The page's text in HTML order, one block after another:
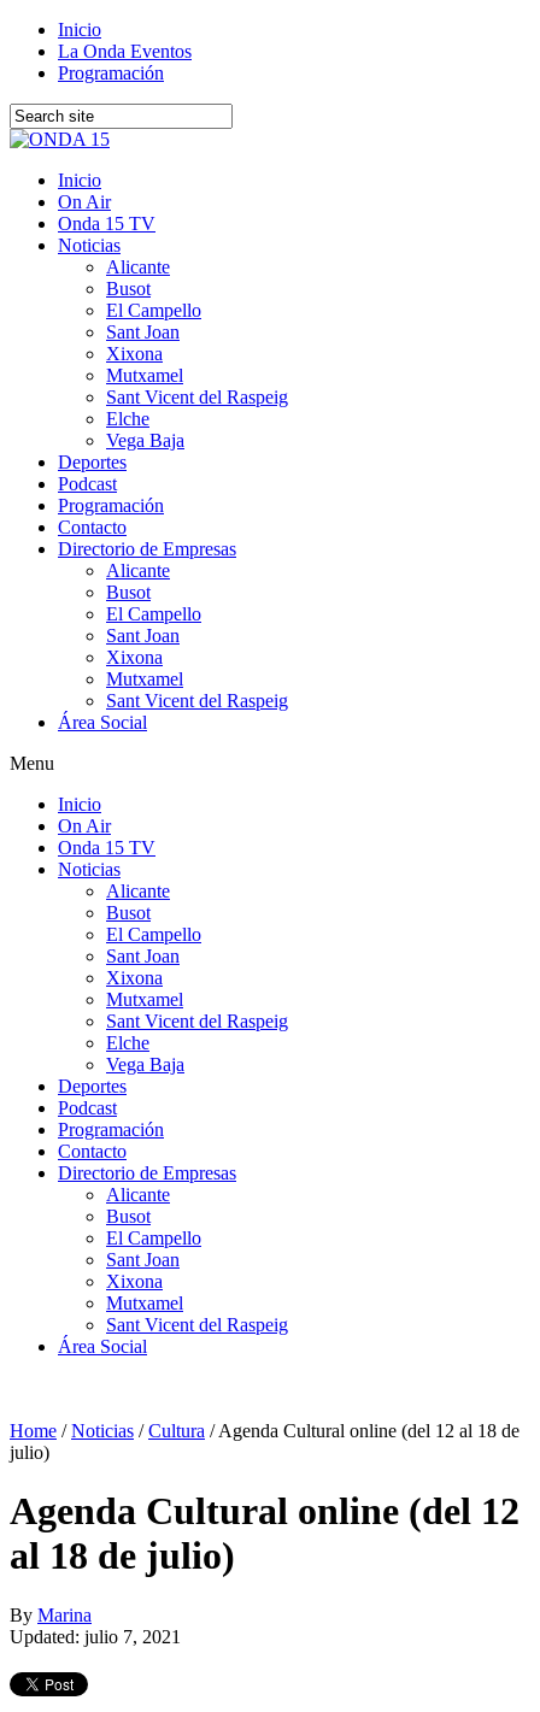
Inicio
La Onda Eventos
Programación
Inicio
On Air
Onda 15 TV
Noticias
Alicante
Busot
El Campello
Sant Joan
Xixona
Mutxamel
Sant Vicent del Raspeig
Elche
Vega Baja
Deportes
Podcast
Programación
Contacto
Directorio de Empresas
Alicante
Busot
El Campello
Sant Joan
Xixona
Mutxamel
Sant Vicent del Raspeig
Área Social
Menu
Inicio
On Air
Onda 15 TV
Noticias
Alicante
Busot
El Campello
Sant Joan
Xixona
Mutxamel
Sant Vicent del Raspeig
Elche
Vega Baja
Deportes
Podcast
Programación
Contacto
Directorio de Empresas
Alicante
Busot
El Campello
Sant Joan
Xixona
Mutxamel
Sant Vicent del Raspeig
Área Social
Home /Noticias /Cultura /Agenda Cultural online (del 12 al 18 de
julio)
Agenda Cultural online (del 12
al 18 de julio)
By Marina
Updated: julio 7, 2021